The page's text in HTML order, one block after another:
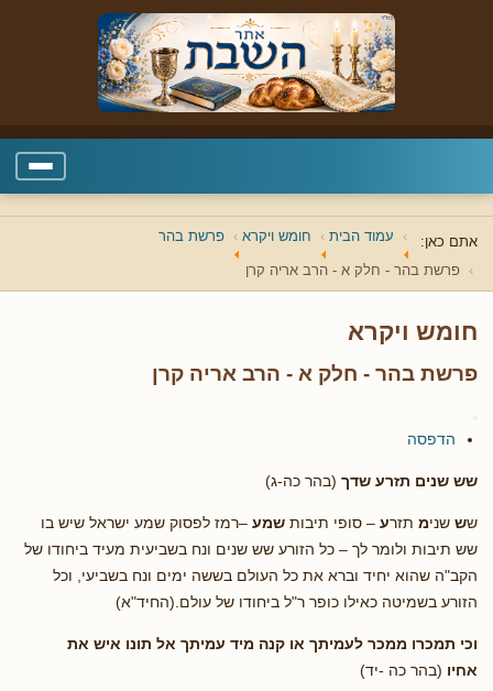
אתם כאן: עמוד הבית חומש ויקרא פרשת בהר
פרשת בהר - חלק א - הרב אריה קרן
חומש ויקרא
פרשת בהר - חלק א - הרב אריה קרן
הדפסה
שש שנים תזרע שדך (בהר כה-ג)
שש שנימ תזרע – סופי תיבות שמע –רמז לפסוק שמע ישראל שיש בו
שש תיבות ולומר לך – כל הזורע שש שנים ונח בשביעית מעיד ביחודו של
הקב"ה שהוא יחיד וברא את כל העולם בששה ימים ונח בשביעי, וכל
הזורע בשמיטה כאילו כופר ר"ל ביחודו של עולם.(החיד"א)
וכי תמכרו ממכר לעמיתך או קנה מיד עמיתך אל תונו איש את
אחיו (בהר כה -יד)